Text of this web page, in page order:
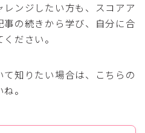
ンジしたい方も、スコアア
の続きから学び、自分に合
ださい。
知りたい場合は、こちらの
。